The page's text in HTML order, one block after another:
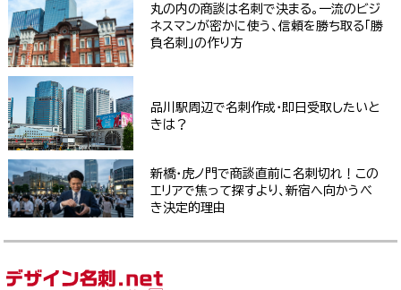
丸の内の商談は名刺で決まる。一流のビジ
ネスマンが密かに使う、信頼を勝ち取る「勝
負名刺」の作り方
品川駅周辺で名刺作成・即日受取したいと
きは？
新橋・虎ノ門で商談直前に名刺切れ！この
エリアで焦って探すより、新宿へ向かうべ
き決定的理由